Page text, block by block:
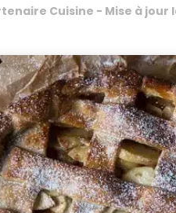
Cuisine - Mise à jour